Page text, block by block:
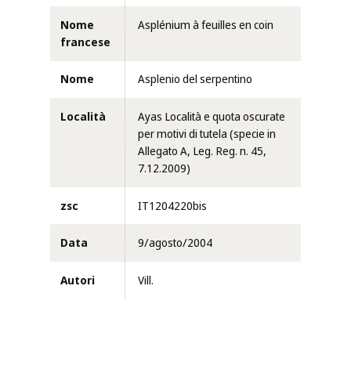
Nome
francese
Asplénium à feuilles en coin
Nome Asplenio del serpentino
Località
Ayas Località e quota oscurate
per motivi di tutela (specie in
Allegato A, Leg. Reg. n. 45,
7.12.2009)
zsc IT1204220bis
Data 9/agosto/2004
Autori Vill.